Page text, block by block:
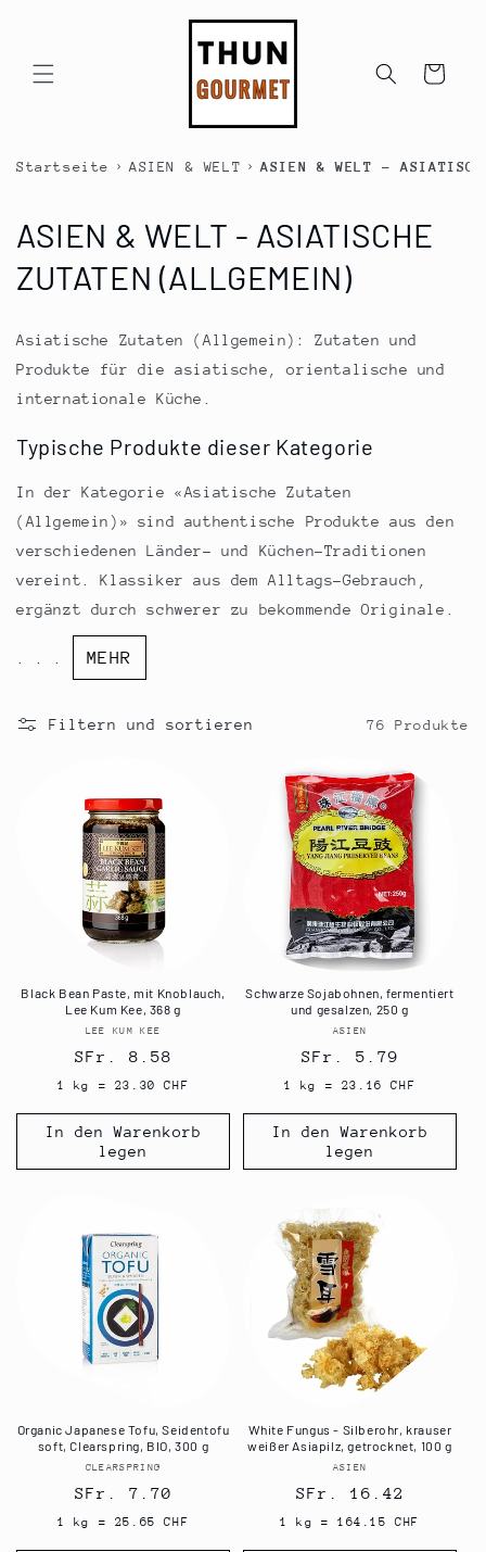
Warenkorb
Startseite › ASIEN & WELT › ASIEN & WELT -
K
a
e
g
o
r
i
e
:
ASIEN & WELT - ASIATISCHE
ZUTATEN (ALLGEMEIN)
Asiatische Zutaten (Allgemein): Zutaten und
Produkte für die asiatische, orientalische und
internationale Küche.
Typische Produkte dieser Kategorie
In der Kategorie «Asiatische Zutaten
(Allgemein)» sind authentische Produkte aus den
verschiedenen Länder- und Küchen-Traditionen
vereint. Klassiker aus dem Alltags-Gebrauch,
ergänzt durch schwerer zu bekommende Originale.
MEHR
Filtern und sortieren 76 Produkte
Black Bean Paste, mit Knoblauch,
Lee Kum Kee, 368 g
Anbieter:
LEE KUM KEE
Normaler
Preis
SFr. 8.58
1 kg = 23.30 CHF
In den Warenkorb
legen
Schwarze Sojabohnen, fermentiert
und gesalzen, 250 g
Anbieter:
ASIEN
Normaler
Preis
SFr. 5.79
1 kg = 23.16 CHF
In den Warenkorb
legen
Organic Japanese Tofu, Seidentofu
soft, Clearspring, BIO, 300 g
Anbieter:
CLEARSPRING
Normaler
Preis
SFr. 7.70
1 kg = 25.65 CHF
White Fungus - Silberohr, krauser
weißer Asiapilz, getrocknet, 100 g
Anbieter:
ASIEN
Normaler
Preis
SFr. 16.42
1 kg = 164.15 CHF